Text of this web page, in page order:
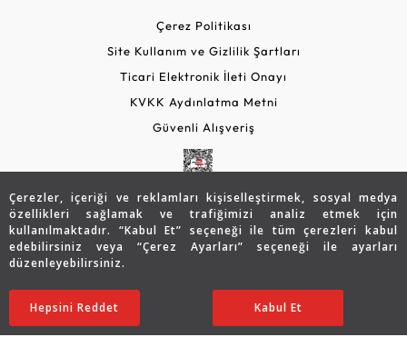
Çerezler, içeriği ve reklamları kişiselleştirmek, sosyal medya
özellikleri sağlamak ve trafiğimizi analiz etmek için
kullanılmaktadır. “Kabul Et” seçeneği ile tüm çerezleri kabul
edebilirsiniz veya “Çerez Ayarları” seçeneği ile ayarları
düzenleyebilirsiniz.
Ayarları Düzenle
Hepsini Reddet Kabul Et
14.281 TL
10.010TL SATIN ALIN
Çerez Politikası
Site Kullanım ve Gizlilik Şartları
Ticari Elektronik İleti Onayı
KVKK Aydınlatma Metni
Güvenli Alışveriş
Copyright © 2026 Assos Pırlanta - Bu sitenin tüm hakları